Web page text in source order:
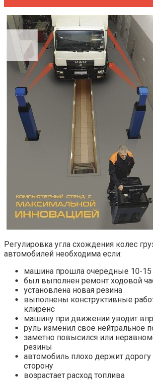
Регулировка угла схождения колес
автомобилей необходима если:
машина прошла очередные 10-
был выполнен ремонт ходовой
установлена новая резина
выполнены конструктивные
клиренс
машину при движении уводит
руль изменил свое нейтральное
заметно повысился или
резины
автомобиль плохо держит дорогу
сторону
возрастает расход топлива